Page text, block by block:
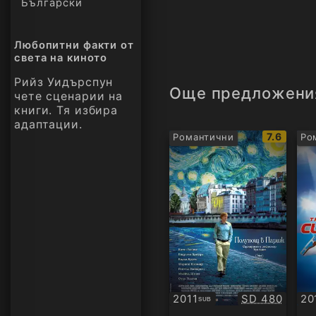
Български
Любопитни факти от
света на киното
Рийз Уидърспун
чете сценарии на
книги. Тя избира
адаптации.
Още
Романтични
IMDb
рейтинг:
7.6
2011 SUB
Субтитри Качество:
SD 480
БГ